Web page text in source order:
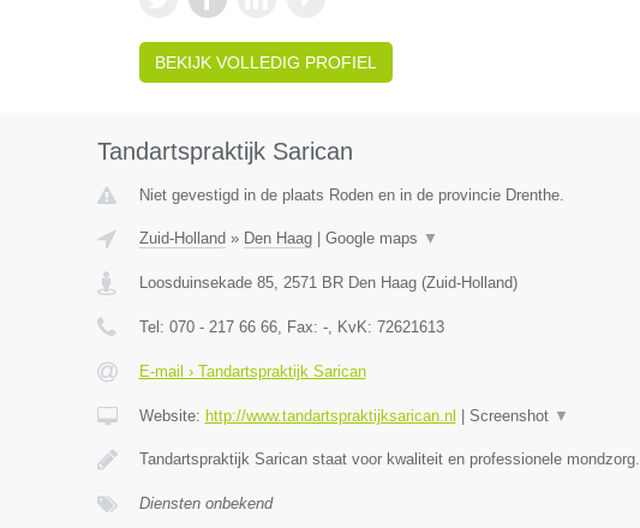
BEKIJK VOLLEDIG PROFIEL
Tandartspraktijk Sarican
Niet gevestigd in de plaats Roden en in de provincie Drenthe.
Zuid-Holland » Den Haag| Google maps ▼
Loosduinsekade 85, 2571 BR Den Haag(Zuid-Holland)
Tel: 070 - 217 66 66, Fax: -, KvK: 72621613
E-mail › Tandartspraktijk Sarican
Website: http://www.tandartspraktijksarican.nl Screenshot ▼
Tandartspraktijk Sarican staat voor kwaliteit en professionele mondzorg.
Diensten onbekend